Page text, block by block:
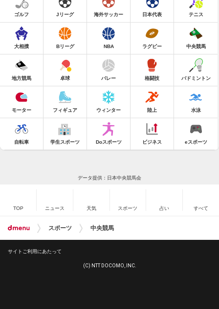
ゴルフ Jリーグ 海外サッカー 日本代表 テニス
大相撲 Bリーグ NBA ラグビー 中央競馬
地方競馬 卓球 バレー 格闘技 バドミントン
モーター フィギュア ウィンター 陸上 水泳
自転車 学生スポーツ Doスポーツ ビジネス eスポーツ
データ提供：日本中央競馬会
TOP ニュース 天気 スポーツ 占い すべて
スポーツ 中央競馬
サイトご利用にあたって
(C) NTT DOCOMO, INC.